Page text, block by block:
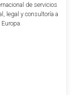
de servicios
legal y consultoría a